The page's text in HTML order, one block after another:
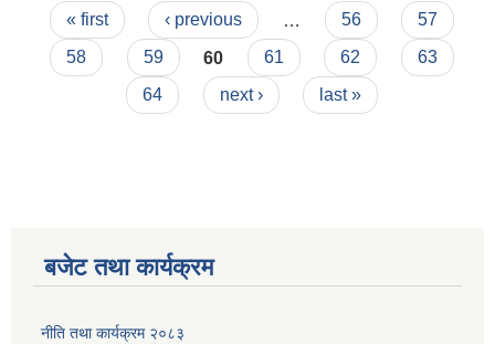
Pages
« first ‹ previous 56
57
58
59 60 61 62
63
64
next › last »
बजेट तथा कार्यक्रम
नीति तथा कार्यक्रम २०८३